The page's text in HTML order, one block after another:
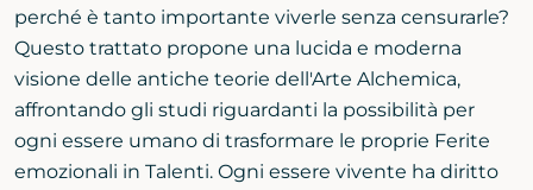
perché è tanto importante viverle senza censurarle?
Questo trattato propone una lucida e moderna
visione delle antiche teorie dell'Arte Alchemica,
affrontando gli studi riguardanti la possibilità per
ogni essere umano di trasformare le proprie Ferite
emozionali in Talenti. Ogni essere vivente ha diritto